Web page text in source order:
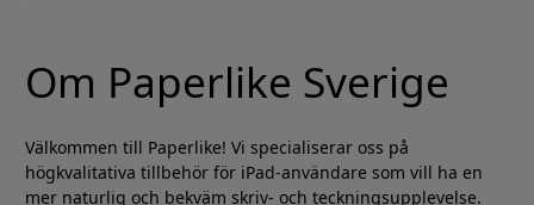
Om Paperlike Sverige
Välkommen till Paperlike! Vi specialiserar oss på
högkvalitativa tillbehör för iPad-användare som vill ha en
mer naturlig och bekväm skriv- och teckningsupplevelse.